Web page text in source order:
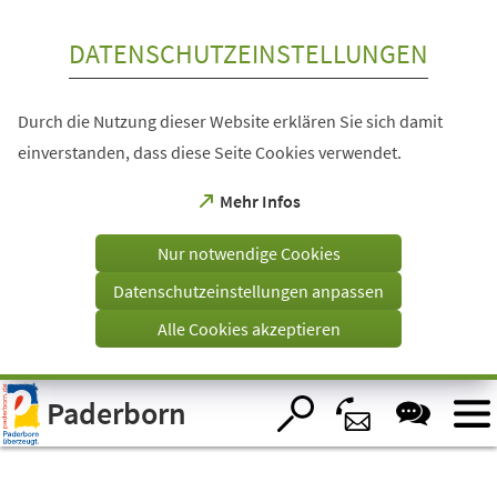
Visuelle
Assistenzsoftware
öffnen.
DATENSCHUTZEINSTELLUNGEN
Durch die Nutzung dieser Website erklären Sie sich damit
einverstanden, dass diese Seite Cookies verwendet.
Mehr Infos
(Öffnet
einem
Tab)
Nur notwendige Cookies
Datenschutzeinstellungen anpassen
Alle Cookies akzeptieren
Paderborn